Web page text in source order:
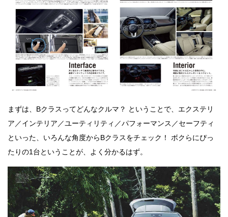
まずは、Bクラスってどんなクルマ？ ということで、エクステリ
ア／インテリア／ユーティリティ／パフォーマンス／セーフティ
といった、いろんな角度からBクラスをチェック！ ボクらにぴっ
たりの1台ということが、よく分かるはず。